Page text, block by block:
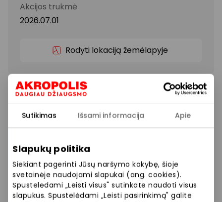
Sutikimas Išsami informacija Apie
Slapukų politika
Siekiant pagerinti Jūsų naršymo kokybę, šioje
svetainėje naudojami slapukai (ang. cookies).
Spustelėdami „Leisti visus" sutinkate naudoti visus
slapukus. Spustelėdami „Leisti pasirinkimą" galite
Akcijos trukmė
2026.07.01
Rodyti lokaciją žemėlapyje
BIRŽELIO SUPER pasiūlymai ir nuolaidos iki 50%
Prekybos ir pramogų centre „AKROPOLIS“
veikiančios parduotuvės ir paslaugų teikėjai
savarankiškai nustato taikomas nuolaidas, jų
dydžius bei kitas aktualias sąlygas. Stengiamės
kuo tiksliau pateikti aktualią informaciją, tačiau,
jei kyla neatitikimų tarp mūsų tinklalapyje
pateiktos informacijos ir faktinės informacijos